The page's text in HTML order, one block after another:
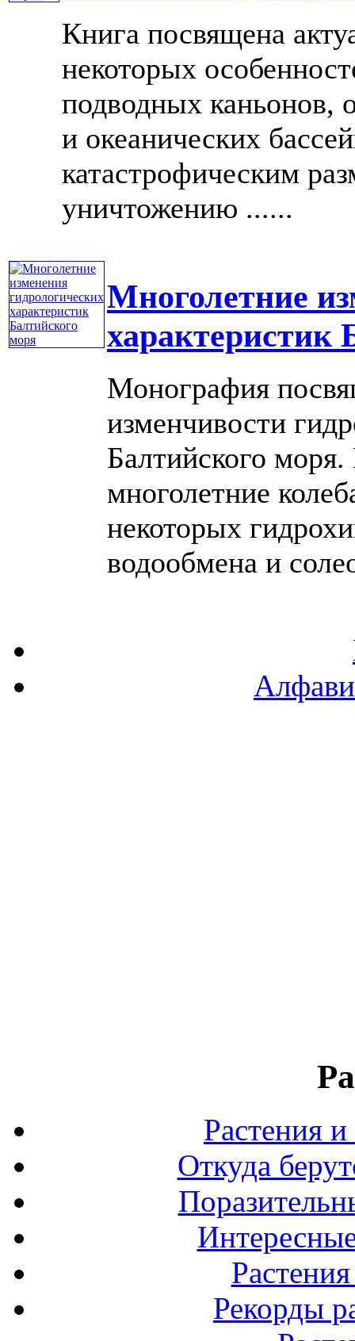
Книга посвящена
некоторых
подводных каньонов,
и океанических
катастрофическим
уничтожению ......
Многолетние
характеристик
Монография
изменчивости
Балтийского
многолетние
некоторых
водообмена и
Растения
Откуда
Рекорды